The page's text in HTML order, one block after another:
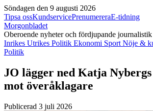
Söndagen den 9 augusti 2026
Tipsa ossKundservicePrenumereraE-tidning
Morgonbladet
Oberoende nyheter och fördjupande journalistik
Inrikes Utrikes Politik Ekonomi Sport Nöje &
Politik
JO lägger ned Katja
mot överåklagare
Publicerad 3 juli 2026